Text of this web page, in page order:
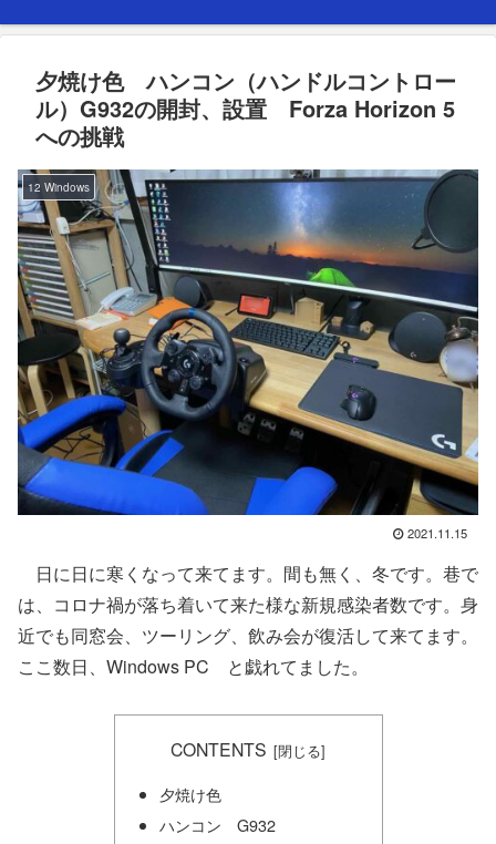
夕焼け色 ハンコン（ハンドルコントロー
ル）G932の開封、設置 Forza Horizon 5
への挑戦
12 Windows
2021.11.15
日に日に寒くなって来てます。間も無く、冬です。巷で
は、コロナ禍が落ち着いて来た様な新規感染者数です。身
近でも同窓会、ツーリング、飲み会が復活して来てます。
ここ数日、Windows PC と戯れてました。
CONTENTS
夕焼け色
ハンコン G932